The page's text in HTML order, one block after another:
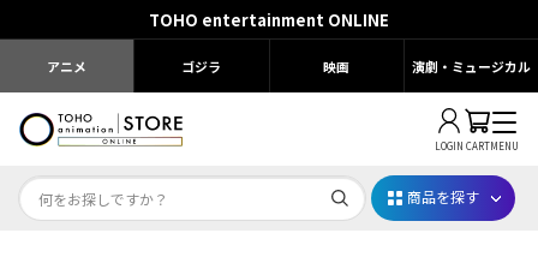
TOHO entertainment ONLINE
アニメ ゴジラ 映画 演劇・ミュージカル
LOGIN CARTMENU
商品を探す